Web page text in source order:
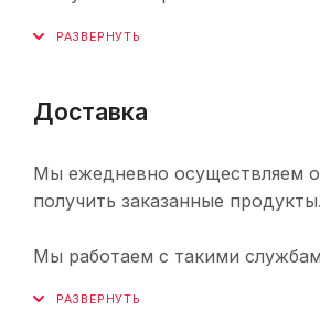
Доставка
Мы ежедневно осуществляем
получить заказанные
Мы работаем с такими